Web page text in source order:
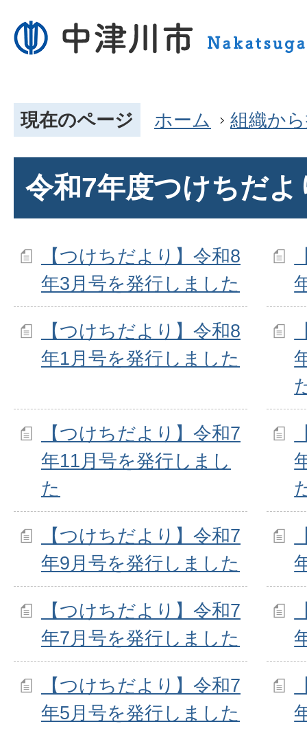
現在のページ ホーム 組織か
令和7年度つけちだよ
【つけちだより】令和8
年3月号を発行しました
【つけちだより】令和8
年1月号を発行しました
【つけちだより】令和7
年11月号を発行しまし
た
【つけちだより】令和7
年9月号を発行しました
【つけちだより】令和7
年7月号を発行しました
【つけちだより】令和7
年5月号を発行しました